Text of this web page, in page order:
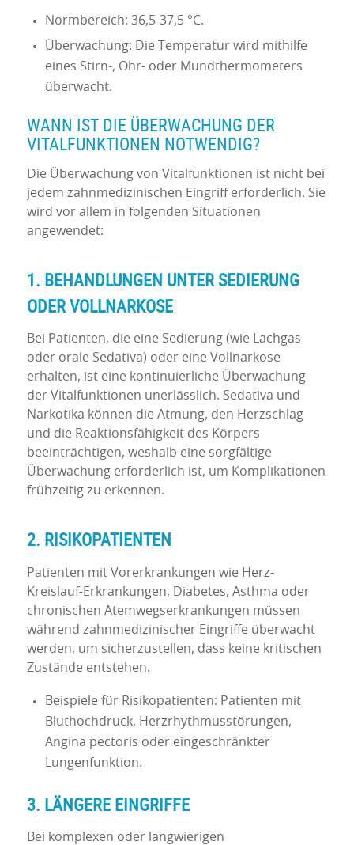
Normbereich: 36,5-37,5 °C.
Überwachung: Die Temperatur wird mithilfe
eines Stirn-, Ohr- oder Mundthermometers
überwacht.
WANN IST DIE ÜBERWACHUNG DER
VITALFUNKTIONEN NOTWENDIG?
Die Überwachung von Vitalfunktionen ist nicht bei
jedem zahnmedizinischen Eingriff erforderlich. Sie
wird vor allem in folgenden Situationen
angewendet:
1. BEHANDLUNGEN UNTER SEDIERUNG
ODER VOLLNARKOSE
Bei Patienten, die eine Sedierung (wie Lachgas
oder orale Sedativa) oder eine Vollnarkose
erhalten, ist eine kontinuierliche Überwachung
der Vitalfunktionen unerlässlich. Sedativa und
Narkotika können die Atmung, den Herzschlag
und die Reaktionsfähigkeit des Körpers
beeinträchtigen, weshalb eine sorgfältige
Überwachung erforderlich ist, um Komplikationen
frühzeitig zu erkennen.
2. RISIKOPATIENTEN
Patienten mit Vorerkrankungen wie Herz-
Kreislauf-Erkrankungen, Diabetes, Asthma oder
chronischen Atemwegserkrankungen müssen
während zahnmedizinischer Eingriffe überwacht
werden, um sicherzustellen, dass keine kritischen
Zustände entstehen.
Beispiele für Risikopatienten: Patienten mit
Bluthochdruck, Herzrhythmusstörungen,
Angina pectoris oder eingeschränkter
Lungenfunktion.
3. LÄNGERE EINGRIFFE
Bei komplexen oder langwierigen